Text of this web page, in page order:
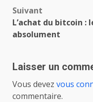
Suivant
L’achat du bitcoin
absolument
Laisser un
Vous devez vous
commentaire.